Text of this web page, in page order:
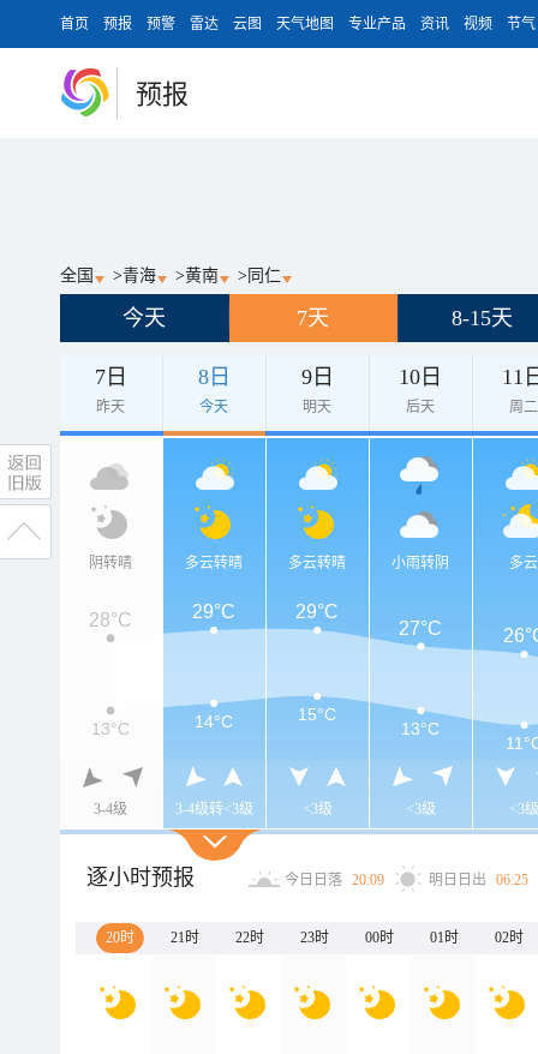
首页 预报 预警 雷达 云图 天气地图 专业产品 资讯 视频 节气
预报
全国 >青海 >黄南 > 同仁
今天 7天 8-15天
7日
昨天
8日
今天
9日
明天
10日
后天
11
周二
阴转晴
3-4级
多云转晴
3-4级转<3级
多云转晴
<3级
小雨转阴
<3级
多云
<3级
28°C 29°C 29°C
27°C
13°C 14°C 15°C
13°C
逐小时预报 今日日落 20:09 明日日出 06:25
20时 21时 22时 23时 00时 01时 02时